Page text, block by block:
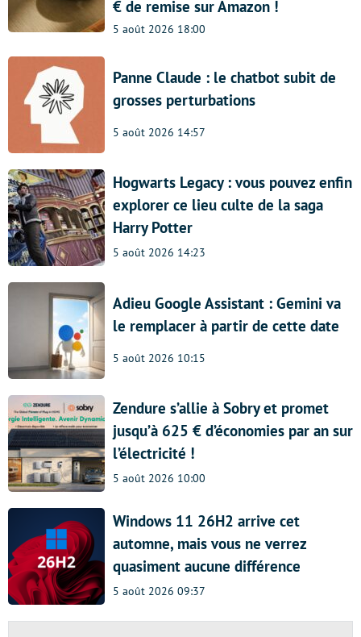
€ de remise sur Amazon !
5 août 2026 18:00
Panne Claude : le chatbot subit de
grosses perturbations
5 août 2026 14:57
Hogwarts Legacy : vous pouvez enfin
explorer ce lieu culte de la saga
Harry Potter
5 août 2026 14:23
Adieu Google Assistant : Gemini va
le remplacer à partir de cette date
5 août 2026 10:15
Zendure s’allie à Sobry et promet
jusqu’à 625 € d’économies par an sur
l’électricité !
5 août 2026 10:00
Windows 11 26H2 arrive cet
automne, mais vous ne verrez
quasiment aucune différence
5 août 2026 09:37